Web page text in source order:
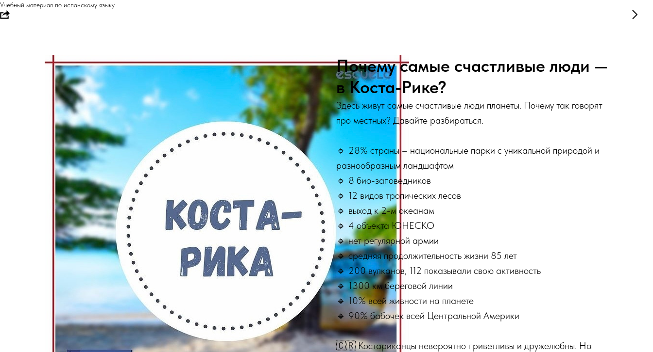
Учебный материал по испанскому языку
Почему самые счастливые люди —
в Коста-Рике?
Здесь живут самые счастливые люди планеты. Почему так говорят
про местных? Давайте разбираться.
🔹 28% страны – национальные парки с уникальной природой и
разнообразным ландшафтом
🔹 8 био-заповедников
🔹 12 видов тропических лесов
🔹 выход к 2-м океанам
🔹 4 объекта ЮНЕСКО
🔹 нет регулярной армии
🔹 средняя продолжительность жизни 85 лет
🔹 200 вулканов, 112 показывали свою активность
🔹 1300 км береговой линии
🔹 10% всей живности на планете
🔹 90% бабочек всей Центральной Америки
⠀
🇨🇷 Костариканцы невероятно приветливы и дружелюбны. На